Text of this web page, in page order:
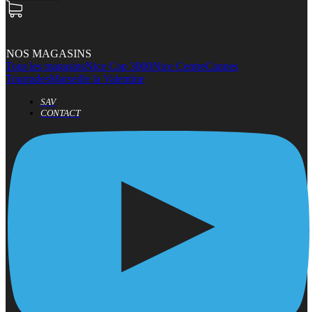
NOS MAGASINS
Tous les magasinsNice Cap 3000Nice CentreCannes
TourradesMarseille la Valentine
SAV
CONTACT